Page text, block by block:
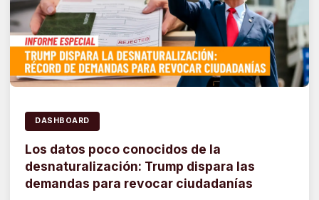
DASHBOARD
Los datos poco conocidos de la
desnaturalización: Trump dispara las
demandas para revocar ciudadanías